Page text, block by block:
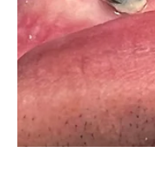
Quali sono le
risparmio
Negli ultimi anni, il
vengono utilizzati
guadagnato una notevole
costante e
cure dentali in